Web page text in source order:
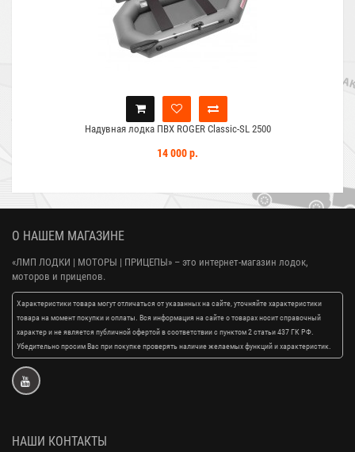
Надувная лодка ПВХ ROGER Classic-SL 2500
14 000 р.
О НАШЕМ МАГАЗИНЕ
«ЛМП ЛОДКИ | МОТОРЫ | ПРИЦЕПЫ» – это интернет-магазин лодок,
моторов и прицепов.
Характеристики товара могут отличаться от указанных на сайте, уточняйте характеристики
товара на момент покупки и оплаты. Вся информация на сайте о товарах носит справочный
характер и не является публичной офертой в соответствии с пунктом 2 статьи 437 ГК РФ.
Убедительно просим Вас при покупке проверять наличие желаемых функций и характеристик.
НАШИ КОНТАКТЫ